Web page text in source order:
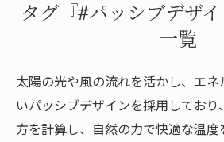
タグ『#パッシブデザ
一覧
太陽の光や風の流れを活かし、エ
いパッシブデザインを採用してお
方を計算し、自然の力で快適な温